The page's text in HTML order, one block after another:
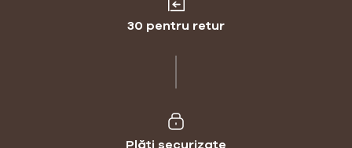
30 pentru retur